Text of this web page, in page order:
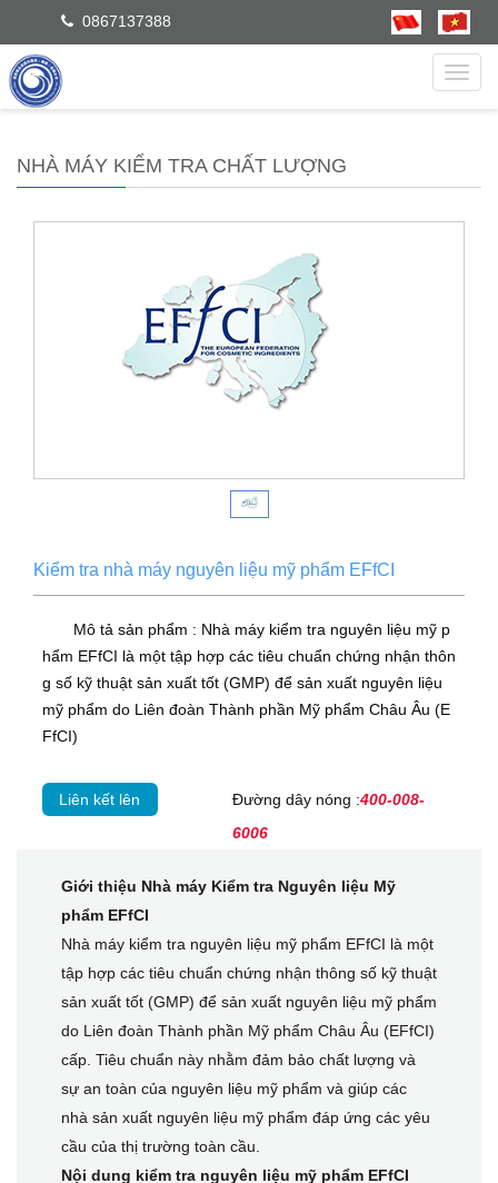
0867137388
dẫn
NHÀ MÁY KIỂM TRA CHẤT LƯỢNG
Kiểm tra nhà máy nguyên liệu mỹ phẩm EFfCI
Mô tả sản phẩm : Nhà máy kiểm tra nguyên liệu mỹ p
hẩm EFfCI là một tập hợp các tiêu chuẩn chứng nhận thôn
g số kỹ thuật sản xuất tốt (GMP) để sản xuất nguyên liệu
mỹ phẩm do Liên đoàn Thành phần Mỹ phẩm Châu Âu (E
FfCI)
Liên kết lên Đường dây nóng :400-008-
6006
Giới thiệu Nhà máy Kiểm tra Nguyên liệu Mỹ
phẩm EFfCI
Nhà máy kiểm tra nguyên liệu mỹ phẩm EFfCI là một
tập hợp các tiêu chuẩn chứng nhận thông số kỹ thuật
sản xuất tốt (GMP) để sản xuất nguyên liệu mỹ phẩm
do Liên đoàn Thành phần Mỹ phẩm Châu Âu (EFfCI)
cấp. Tiêu chuẩn này nhằm đảm bảo chất lượng và
sự an toàn của nguyên liệu mỹ phẩm và giúp các
nhà sản xuất nguyên liệu mỹ phẩm đáp ứng các yêu
cầu của thị trường toàn cầu.
Nội dung kiểm tra nguyên liệu mỹ phẩm EFfCI